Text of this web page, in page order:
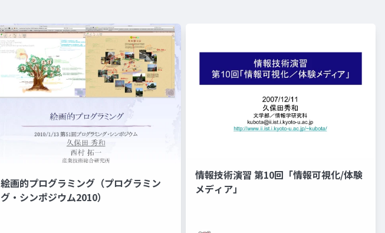
絵画的プログラミング（プログラミン
グ・シンポジウム2010）
情報技術演習 第10回「情報可視化/体験
メディア」